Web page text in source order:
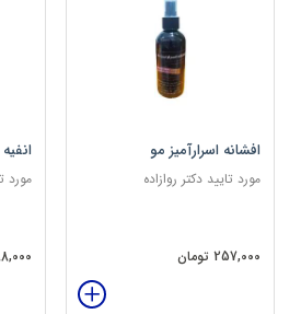
افشانه اسرارآمیز مو
مورد تایید دکتر روازاده
257,000 تومان
مورد
188,000